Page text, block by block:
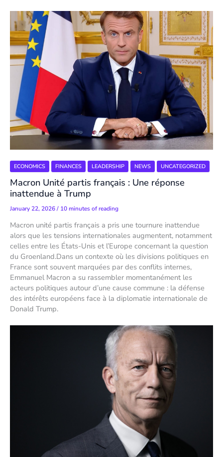
ECONOMICS FINANCES LEADERSHIP NEWS UNCATEGORIZED
Macron Unité partis français : Une réponse
inattendue à Trump
January 22, 2026/ 10 minutes of reading
Macron unité partis français a pris une tournure inattendue
alors que les tensions internationales augmentent, notamment
celles entre les États-Unis et l’Europe concernant la question
du Groenland.Dans un contexte où les divisions politiques en
France sont souvent marquées par des conflits internes,
Emmanuel Macron a su rassembler momentanément les
acteurs politiques autour d’une cause commune : la défense
des intérêts européens face à la diplomatie internationale de
Donald Trump.